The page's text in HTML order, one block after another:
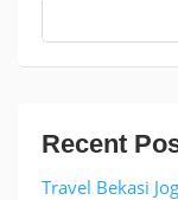
Recent
Travel Bekasi